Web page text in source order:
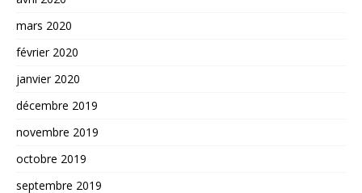
mars 2020
février 2020
janvier 2020
décembre 2019
novembre 2019
octobre 2019
septembre 2019